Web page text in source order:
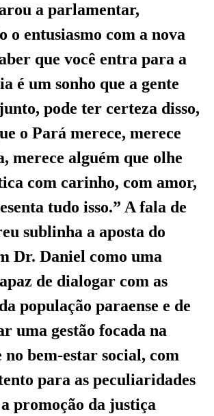
a parlamentar,
o entusiasmo com a nova
que você entra para a
é um sonho que a gente
pode ter certeza disso,
o Pará merece, merece
merece alguém que olhe
com carinho, com amor,
tudo isso.” A fala de
sublinha a aposta do
Dr. Daniel como uma
de dialogar com as
população paraense e de
uma gestão focada na
no bem-estar social, com
para as peculiaridades
promoção da justiça